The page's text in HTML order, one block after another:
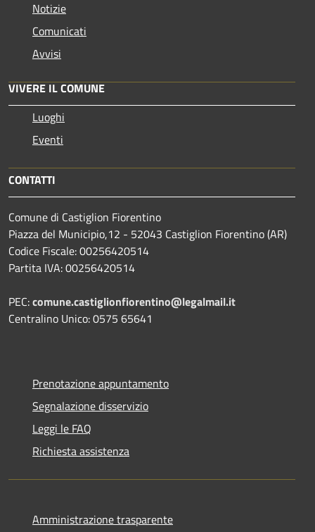
Notizie
Comunicati
Avvisi
VIVERE IL COMUNE
Luoghi
Eventi
CONTATTI
Comune di Castiglion Fiorentino
Piazza del Municipio,12 - 52043 Castiglion Fiorentino (AR)
Codice Fiscale: 00256420514
Partita IVA: 00256420514
PEC:comune.castiglionfiorentino@legalmail.it
Centralino Unico: 0575 65641
Prenotazione appuntamento
Segnalazione disservizio
Leggi le FAQ
Richiesta assistenza
Amministrazione trasparente